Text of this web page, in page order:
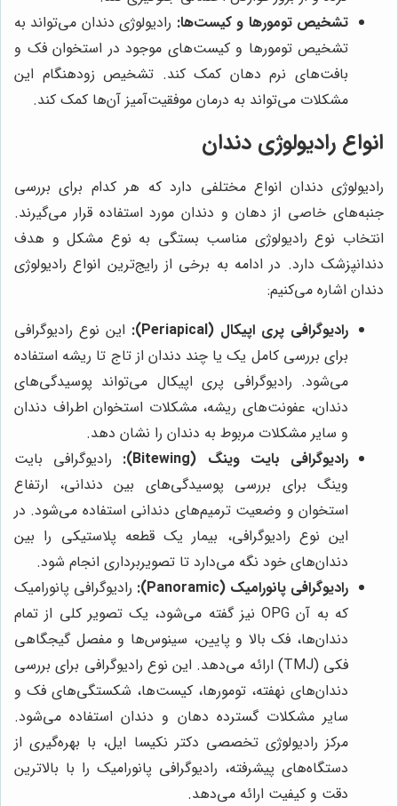
تشخیص تومورها و کیست‌ها: رادیولوژی دندان می‌تواند به
تشخیص تومورها و کیست‌های موجود در استخوان فک و
بافت‌های نرم دهان کمک کند. تشخیص زودهنگام این
مشکلات می‌تواند به درمان موفقیت‌آمیز آن‌ها کمک کند.
انواع رادیولوژی دندان
رادیولوژی دندان انواع مختلفی دارد که هر کدام برای بررسی
جنبه‌های خاصی از دهان و دندان مورد استفاده قرار می‌گیرند.
انتخاب نوع رادیولوژی مناسب بستگی به نوع مشکل و هدف
دندانپزشک دارد. در ادامه به برخی از رایج‌ترین انواع رادیولوژی
دندان اشاره می‌کنیم:
رادیوگرافی پری اپیکال (Periapical):
این نوع رادیوگرافی
برای بررسی کامل یک یا چند دندان از تاج تا ریشه استفاده
می‌شود. رادیوگرافی پری اپیکال می‌تواند پوسیدگی‌های
دندان، عفونت‌های ریشه، مشکلات استخوان اطراف دندان
و سایر مشکلات مربوط به دندان را نشان دهد.
رادیوگرافی بایت وینگ (Bitewing):
رادیوگرافی بایت
وینگ برای بررسی پوسیدگی‌های بین دندانی، ارتفاع
استخوان و وضعیت ترمیم‌های دندانی استفاده می‌شود. در
این نوع رادیوگرافی، بیمار یک قطعه پلاستیکی را بین
دندان‌های خود نگه می‌دارد تا تصویربرداری انجام شود.
رادیوگرافی پانورامیک (Panoramic):
رادیوگرافی پانورامیک
که به آن OPG نیز گفته می‌شود، یک تصویر کلی از تمام
دندان‌ها، فک بالا و پایین، سینوس‌ها و مفصل گیجگاهی
فکی (TMJ) ارائه می‌دهد. این نوع رادیوگرافی برای بررسی
دندان‌های نهفته، تومورها، کیست‌ها، شکستگی‌های فک و
سایر مشکلات گسترده دهان و دندان استفاده می‌شود.
مرکز رادیولوژی تخصصی دکتر نکیسا ایل، با بهره‌گیری از
دستگاه‌های پیشرفته، رادیوگرافی پانورامیک را با بالاترین
دقت و کیفیت ارائه می‌دهد.